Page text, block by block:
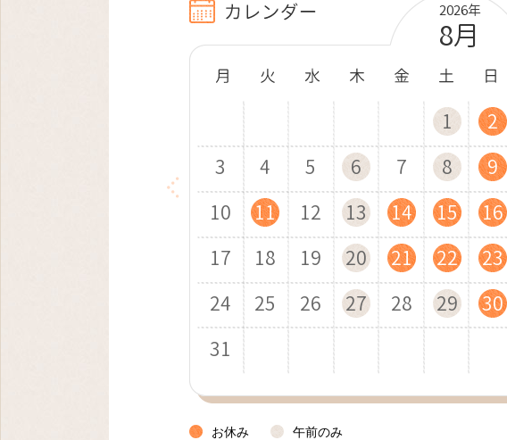
2026年
8月
1
2
3
4 5 6 7 8
9
10
11 12 13 14 15
16
17
18 19 20 21 22
23
24
25 26 27 28 29
30
31
5
6
7
8 9 10 11 12
13
14
15 16 17 18 19
20
21
22 23 24 25 26
27
28
29 30
3
4
5
6 7 8 9 10
11
12
13 14 15 16 17
18
19
20 21 22 23 24
25
26
27 28 29 30 31
1
2
3 4 5 6 7
8
9
10 11 12 13 14
15
16
17 18 19 20 21
22
23
24 25 26 27 28
29
30
5
6
7
8 9 10 11 12
13
14
15 16 17 18 19
20
21
22 23 24 25 26
27
28
29 30 31
2
3
4
5 6 7 8 9
10
11
12 13 14 15 16
17
18
19 20 21 22 23
24
25
26 27 28 29 30 31
6
7
8
9 10 11 12 13
14
15
16 17 18 19 20
21
22
23 24 25 26 27 28
6
7
8
9 10 11 12 13
14
15
16 17 18 19 20
21
22
23 24 25 26 27
28
29
30 31
3
4
5
6 7 8 9 10
11
12
13 14 15 16 17
18
19
20 21 22 23 24
25
26
27 28 29 30
1
2
3
4 5 6 7 8
9
10
11 12 13 14 15
16
17
18 19 20 21 22
23
24
25 26 27 28 29
30
31
5
6
7
8 9 10 11 12
13
14
15 16 17 18 19
20
21
22 23 24 25 26
27
28
29 30
3
4
5
6 7 8 9 10
11
12
13 14 15 16 17
18
19
20 21 22 23 24
25
26
27 28 29 30 31
お休み 午前のみ